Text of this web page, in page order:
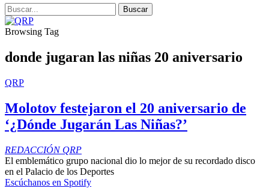
Browsing Tag
donde jugaran las niñas 20 aniversario
QRP
Molotov festejaron el 20 aniversario de
‘¿Dónde Jugarán Las Niñas?’
REDACCIÓN QRP
El emblemático grupo nacional dio lo mejor de su recordado disco
en el Palacio de los Deportes
Escúchanos en Spotify